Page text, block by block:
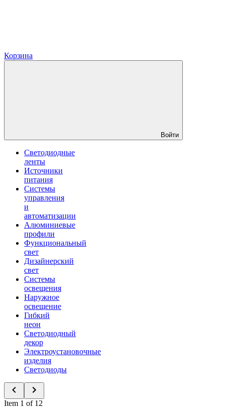
Корзина
Войти
Светодиодные
ленты
Источники
питания
Системы
управления
и
автоматизации
Алюминиевые
профили
Функциональный
свет
Дизайнерский
свет
Системы
освещения
Наружное
освещение
Гибкий
неон
Светодиодный
декор
Электроустановочные
изделия
Светодиоды
Item 1 of 12